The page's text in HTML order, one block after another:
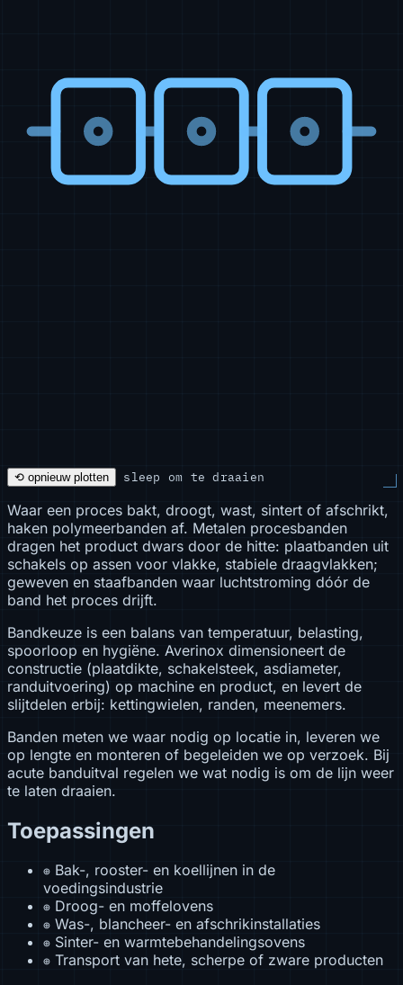
⟲ opnieuw plotten sleep om te draaien
Waar een proces bakt, droogt, wast, sintert of afschrikt,
haken polymeerbanden af. Metalen procesbanden
dragen het product dwars door de hitte: plaatbanden uit
schakels op assen voor vlakke, stabiele draagvlakken;
geweven en staafbanden waar luchtstroming dóór de
band het proces drijft.
Bandkeuze is een balans van temperatuur, belasting,
spoorloop en hygiëne. Averinox dimensioneert de
constructie (plaatdikte, schakelsteek, asdiameter,
randuitvoering) op machine en product, en levert de
slijtdelen erbij: kettingwielen, randen, meenemers.
Banden meten we waar nodig op locatie in, leveren we
op lengte en monteren of begeleiden we op verzoek. Bij
acute banduitval regelen we wat nodig is om de lijn weer
te laten draaien.
Toepassingen
⊕ Bak-, rooster- en koellijnen in de
voedingsindustrie
⊕ Droog- en moffelovens
⊕ Was-, blancheer- en afschrikinstallaties
⊕ Sinter- en warmtebehandelingsovens
⊕ Transport van hete, scherpe of zware producten